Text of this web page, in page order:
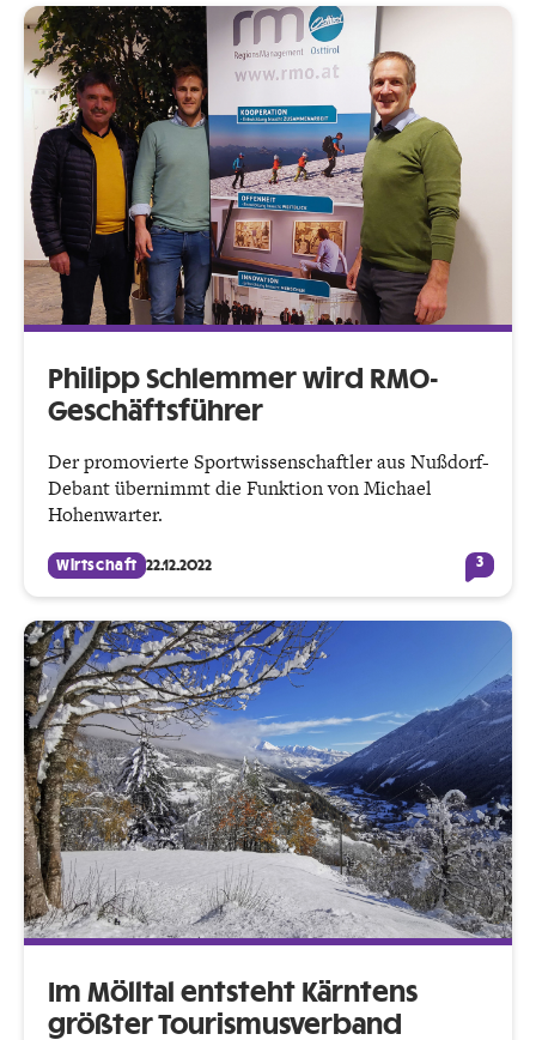
Philipp Schlemmer wird RMO-
Geschäftsführer
Der promovierte Sportwissenschaftler aus Nußdorf-
Debant übernimmt die Funktion von Michael
Hohenwarter.
Wirtschaft 22.12.2022 3
Im Mölltal entsteht Kärntens
größter Tourismusverband